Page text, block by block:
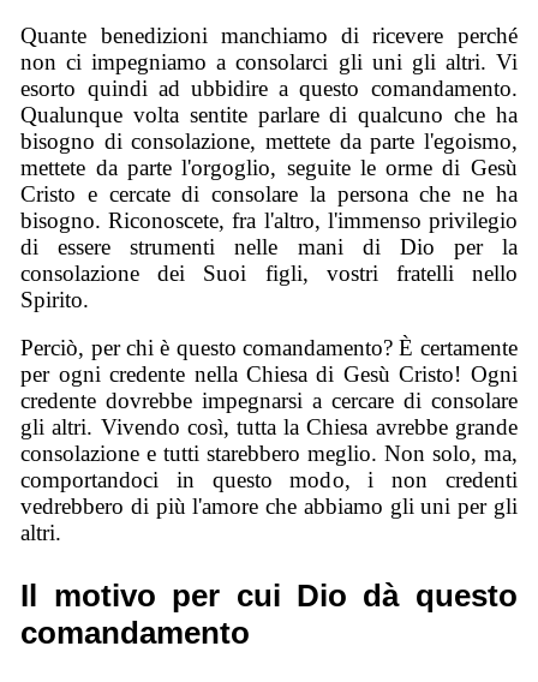
Quante benedizioni manchiamo di ricevere perché
non ci impegniamo a consolarci gli uni gli altri. Vi
esorto quindi ad ubbidire a questo comandamento.
Qualunque volta sentite parlare di qualcuno che ha
bisogno di consolazione, mettete da parte l'egoismo,
mettete da parte l'orgoglio, seguite le orme di Gesù
Cristo e cercate di consolare la persona che ne ha
bisogno. Riconoscete, fra l'altro, l'immenso privilegio
di essere strumenti nelle mani di Dio per la
consolazione dei Suoi figli, vostri fratelli nello
Spirito.
Perciò, per chi è questo comandamento? È certamente
per ogni credente nella Chiesa di Gesù Cristo! Ogni
credente dovrebbe impegnarsi a cercare di consolare
gli altri. Vivendo così, tutta la Chiesa avrebbe grande
consolazione e tutti starebbero meglio. Non solo, ma,
comportandoci in questo modo, i non credenti
vedrebbero di più l'amore che abbiamo gli uni per gli
altri.
Il motivo per cui Dio dà questo
comandamento